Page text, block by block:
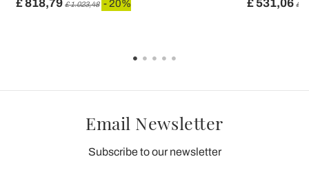
£ 818,79 £ 1.023,48 - 20% £ 531,06 £
Email Newsletter
Subscribe to our newsletter